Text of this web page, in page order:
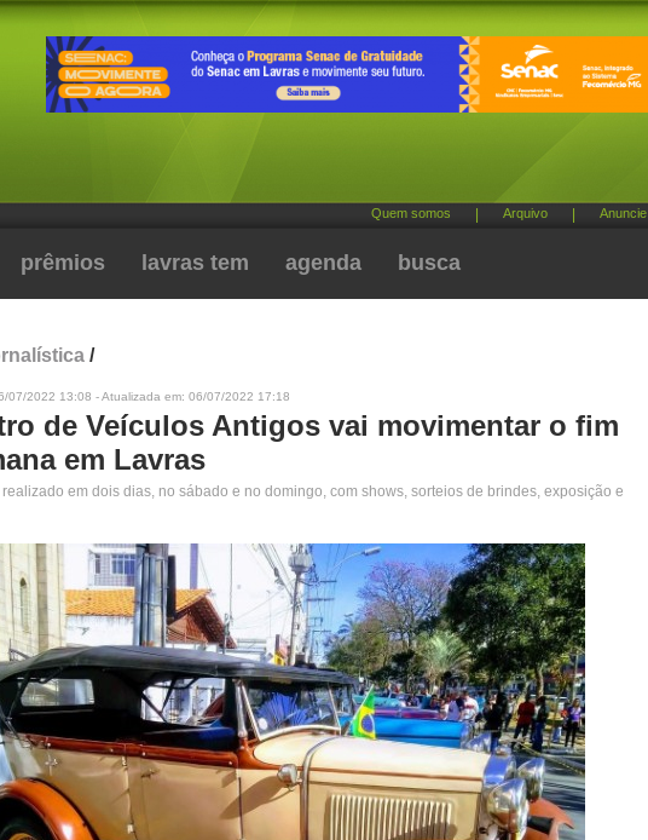
Quem somos Arquivo Anuncie
prêmios lavras tem agenda busca
/
07/2022 13:08 - Atualizada em: 06/07/2022 17:18
de Veículos Antigos vai movimentar o fim
em Lavras
em dois dias, no sábado e no domingo, com shows, sorteios de brindes, exposição e